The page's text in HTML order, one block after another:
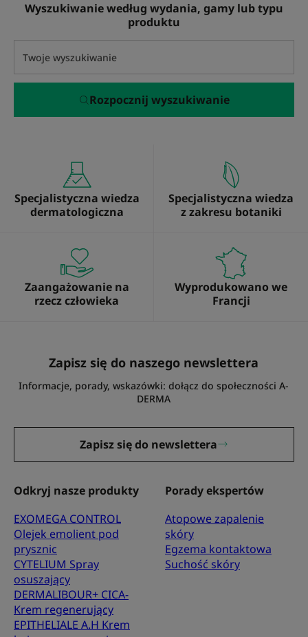
Wyszukiwanie według wydania, gamy lub typu
produktu
Rozpocznij wyszukiwanie
Specjalistyczna wiedza
dermatologiczna
Specjalistyczna wiedza
z zakresu botaniki
Zaangażowanie na
rzecz człowieka
Wyprodukowano we
Francji
Zapisz się do naszego newslettera
Informacje, porady, wskazówki: dołącz do społeczności A-
DERMA
Zapisz się do newslettera
Odkryj nasze produkty
EXOMEGA CONTROL
Olejek emolient pod
prysznic
CYTELIUM Spray
osuszający
DERMALIBOUR+ CICA-
Krem regenerujący
EPITHELIALE A.H Krem
Porady ekspertów
Atopowe zapalenie
skóry
Egzema kontaktowa
Suchość skóry